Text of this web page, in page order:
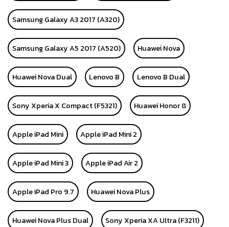
Samsung Galaxy A3 2017 (A320)
Samsung Galaxy A5 2017 (A520) Huawei Nova
Huawei Nova Dual Lenovo B Lenovo B Dual
Sony Xperia X Compact (F5321) Huawei Honor 8
Apple iPad Mini Apple iPad Mini 2
Apple iPad Mini 3 Apple iPad Air 2
Apple iPad Pro 9.7 Huawei Nova Plus
Huawei Nova Plus Dual Sony Xperia XA Ultra (F3211)